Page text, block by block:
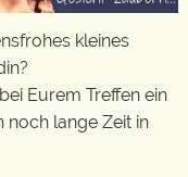
kleines
Eurem Treffen ein
noch lange Zeit in